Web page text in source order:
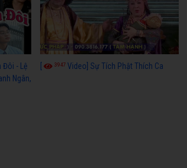
Đôi - Lệ
Ngân,
3947 Video] Sự Tích Phật Thích Ca